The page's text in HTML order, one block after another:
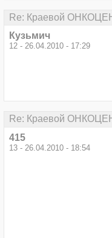
Re: Краевой
Кузьмич
12 - 26.04.2010 - 17:29
Re: Краевой
415
13 - 26.04.2010 - 18:54